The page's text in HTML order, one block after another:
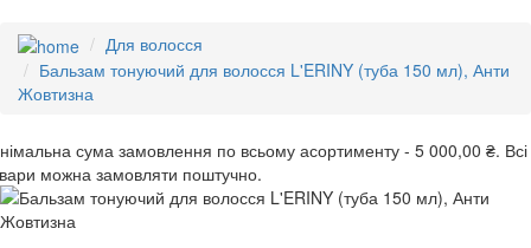
Для волосся
Бальзам тонуючий для волосся L'ERINY (туба 150 мл), Анти
Жовтизна
сума замовлення по всьому асортименту - 5 000,00 ₴. Всі
можна замовляти поштучно.